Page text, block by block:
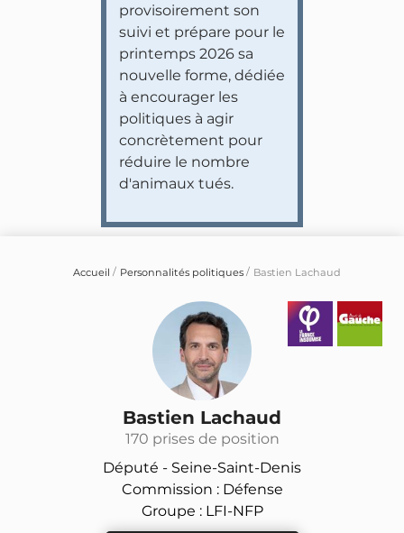
provisoirement son
suivi et prépare pour le
printemps 2026 sa
nouvelle forme, dédiée
à encourager les
politiques à agir
concrètement pour
réduire le nombre
d'animaux tués.
Accueil Personnalités politiques Bastien Lachaud
Bastien Lachaud
170 prises de position
Député - Seine-Saint-Denis
Commission : Défense
Groupe : LFI-NFP